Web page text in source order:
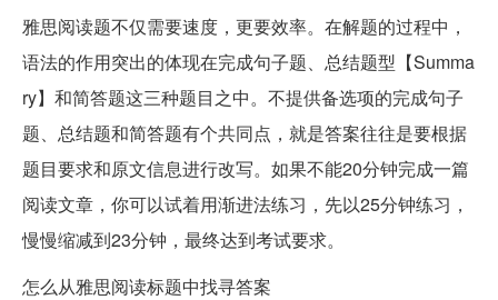
雅思阅读题不仅需要速度，更要效率。在解题的过程中，
语法的作用突出的体现在完成句子题、总结题型【Summa
ry】和简答题这三种题目之中。不提供备选项的完成句子
题、总结题和简答题有个共同点，就是答案往往是要根据
题目要求和原文信息进行改写。如果不能20分钟完成一篇
阅读文章，你可以试着用渐进法练习，先以25分钟练习，
慢慢缩减到23分钟，最终达到考试要求。
怎么从雅思阅读标题中找寻答案